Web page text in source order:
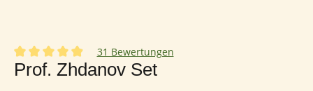
Durchschnittliche Bewertung von 4.97 von 5 Sternen
31 Bewertungen
Prof. Zhdanov Set